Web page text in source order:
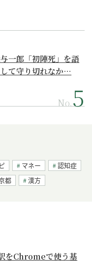
一郎「初陣死」を語
て守り切れなか…
No.
マネー
認知症
都 漢方
をChromeで使う基